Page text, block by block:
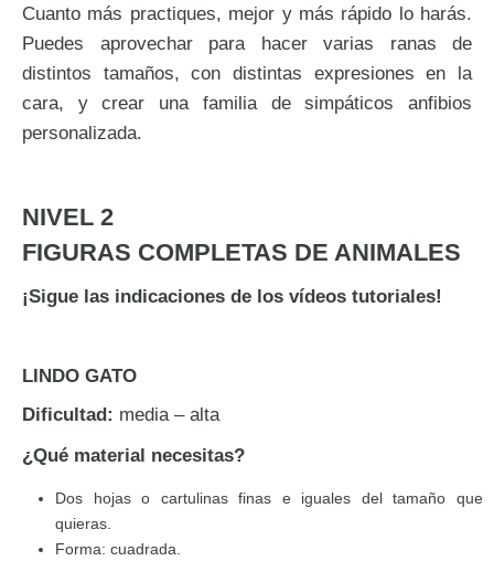
Cuanto más practiques, mejor y más rápido lo harás.
Puedes aprovechar para hacer varias ranas de
distintos tamaños, con distintas expresiones en la
cara, y crear una familia de simpáticos anfibios
personalizada.
NIVEL 2
FIGURAS COMPLETAS DE ANIMALES
¡Sigue las indicaciones de los vídeos tutoriales!
LINDO GATO
Dificultad: media – alta
¿Qué material necesitas?
Dos hojas o cartulinas finas e iguales del tamaño que
quieras.
Forma: cuadrada.